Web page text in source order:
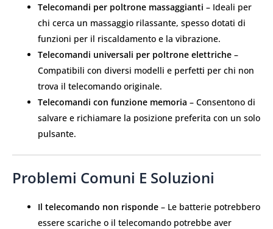
Telecomandi per poltrone massaggianti – Ideali per
chi cerca un massaggio rilassante, spesso dotati di
funzioni per il riscaldamento e la vibrazione.
Telecomandi universali per poltrone elettriche –
Compatibili con diversi modelli e perfetti per chi non
trova il telecomando originale.
Telecomandi con funzione memoria – Consentono di
salvare e richiamare la posizione preferita con un solo
pulsante.
Problemi Comuni E Soluzioni
Il telecomando non risponde – Le batterie potrebbero
essere scariche o il telecomando potrebbe aver